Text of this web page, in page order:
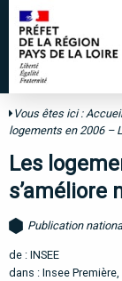
Vous êtes ici :Accueil
logements en 2006 –
Les
s’améliore
Publication
de : INSEE
dans : Insee Première,